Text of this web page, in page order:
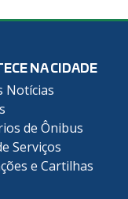
NA CIDADE
Notícias
de Ônibus
Serviços
e Cartilhas